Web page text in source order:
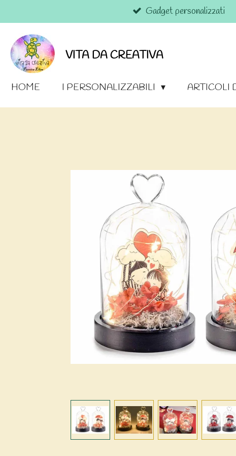
al
contenuto
principale
Gadget personalizzati
VITA DA CREATIVA
HOME I PERSONALIZZABILI ARTICOLI